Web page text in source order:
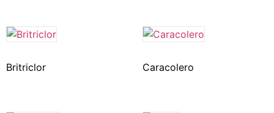
Britriclor Caracolero